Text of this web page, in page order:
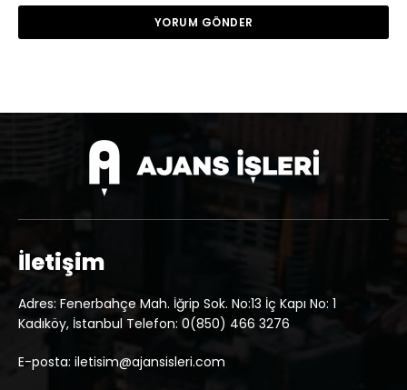
İletişim
Adres: Fenerbahçe Mah. İğrip Sok. No:13 İç Kapı No: 1
Kadıköy, İstanbul Telefon: 0(850) 466 3276
E-posta: iletisim@ajansisleri.com